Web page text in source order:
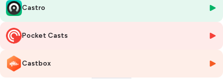
Castro
Pocket Casts
Castbox